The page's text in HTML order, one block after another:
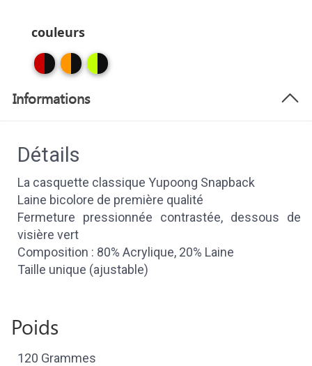
couleurs
Informations
Détails
La casquette classique Yupoong Snapback
Laine bicolore de première qualité
Fermeture pressionnée contrastée, dessous de
visière vert
Composition : 80% Acrylique, 20% Laine
Taille unique (ajustable)
Poids
120 Grammes